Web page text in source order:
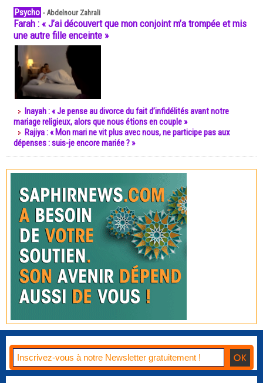
Psycho -Abdelnour Zahrali
Farah : « J’ai découvert que mon conjoint m’a trompée et mis
une autre fille enceinte »
Inayah : « Je pense au divorce du fait d’infidélités avant notre
mariage religieux, alors que nous étions en couple »
Rajiya : « Mon mari ne vit plus avec nous, ne participe pas aux
dépenses : suis-je encore mariée ? »